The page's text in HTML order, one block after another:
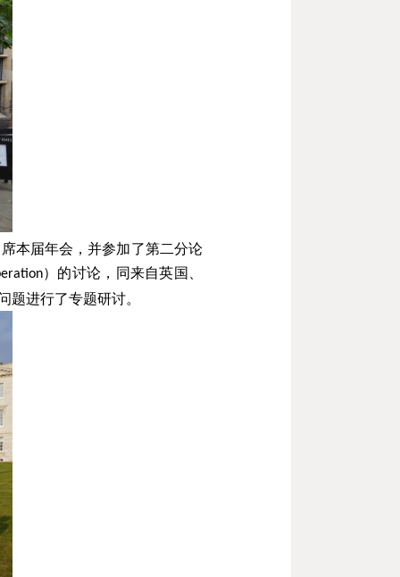
本届年会，并参加了第二分论
）的讨论，同来自英国、
题进行了专题研讨。